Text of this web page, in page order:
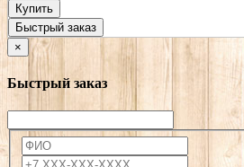
Купить
Быстрый заказ
×
Быстрый заказ